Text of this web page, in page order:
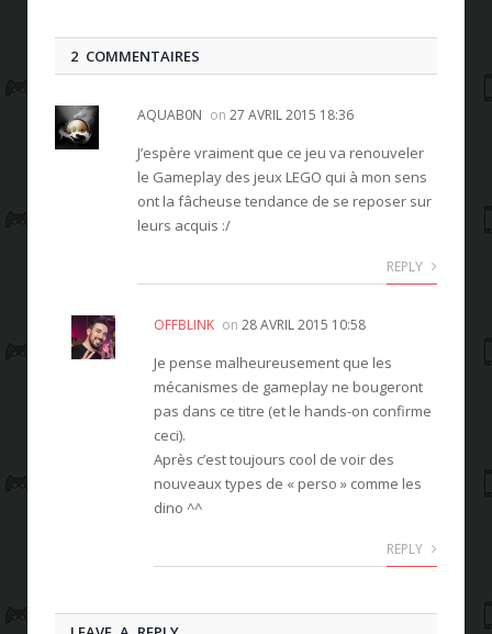
2 COMMENTAIRES
AQUAB0N on 27 AVRIL 2015 18:36
J’espère vraiment que ce jeu va renouveler
le Gameplay des jeux LEGO qui à mon sens
ont la fâcheuse tendance de se reposer sur
leurs acquis :/
REPLY
OFFBLINK on 28 AVRIL 2015 10:58
Je pense malheureusement que les
mécanismes de gameplay ne bougeront
pas dans ce titre (et le hands-on confirme
ceci).
Après c’est toujours cool de voir des
nouveaux types de « perso » comme les
dino ^^
REPLY